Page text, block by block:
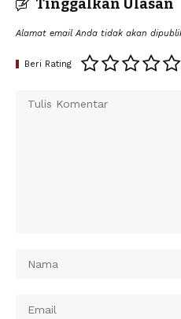
Tinggalkan Ulasan
Alamat email Anda tidak akan
Beri Rating